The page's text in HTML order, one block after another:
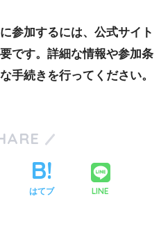
参加するには、公式サイト
です。詳細な情報や参加条
手続きを行ってください。
はてブ LINE